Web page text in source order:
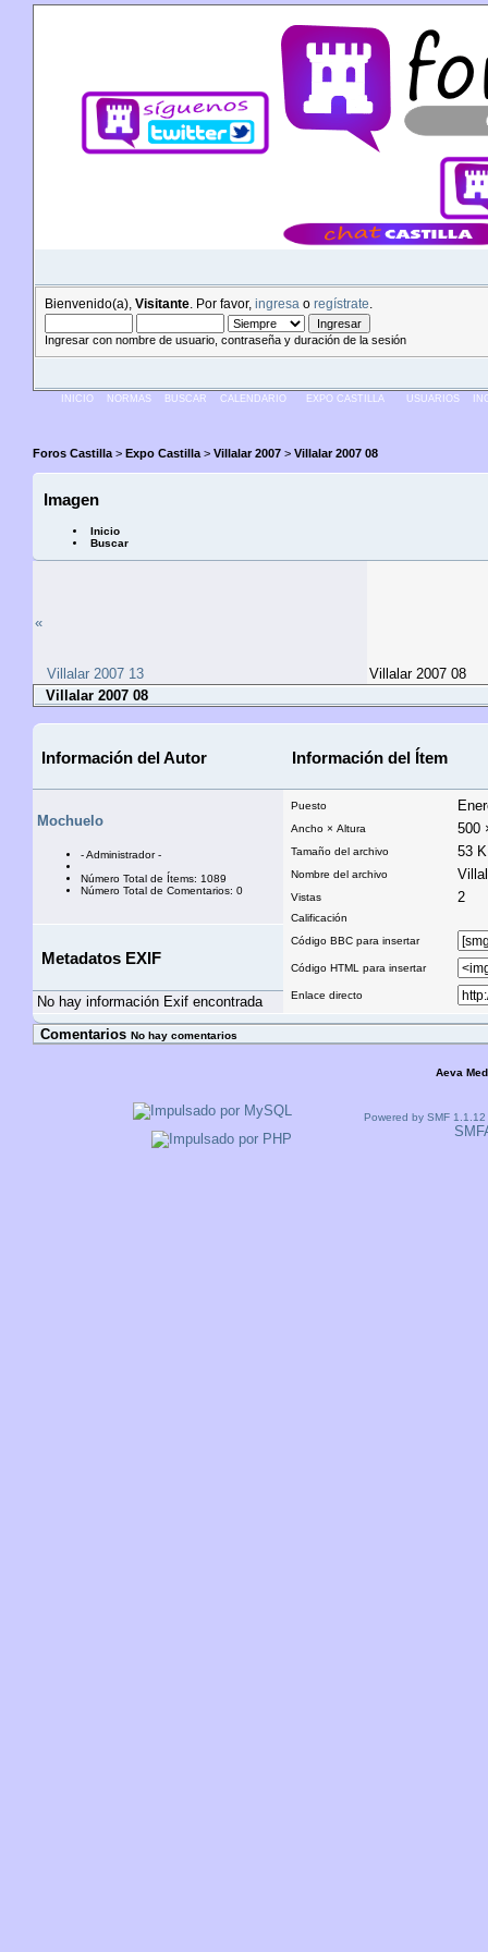
Bienvenido(a), Visitante . Por favor, ingresa o regístrate
Ingresar con nombre de usuario, contraseña y duración de la sesión
INICIO NORMAS BUSCAR CALENDARIO EXPO CASTILLA USUARIOS
Foros Castilla > Expo Castilla > Villalar 2007 > Villalar 2007 08
Imagen
Inicio
Buscar
«
Villalar 2007 13
Villalar 2007 08
Villalar 2007 08
Información del Autor Información del Ítem
Mochuelo
- Administrador -
Número Total de Ítems: 1089
Número Total de Comentarios: 0
Puesto
Ancho × Altura 500
Tamaño del archivo 53
Nombre del archivo
Vistas 2
Calificación
Código BBC para insertar
Código HTML para insertar
Enlace directo
Metadatos EXIF
No hay información Exif encontrada
Comentarios No hay comentarios
Aeva
Powered by SMF 1.1.12